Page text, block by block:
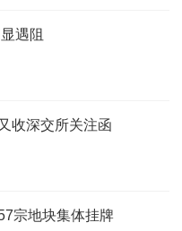
遇阻
收深交所关注函
宗地块集体挂牌